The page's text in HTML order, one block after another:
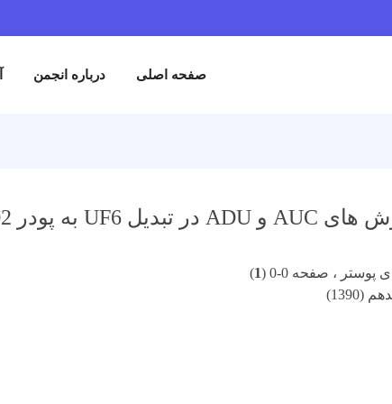
صفحه اصلی درباره انجمن
پوستر ، صفحه 0-0 ( 1
)